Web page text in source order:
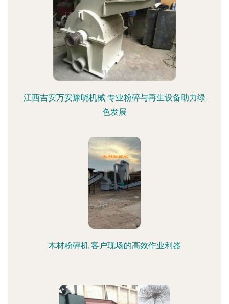
江西吉安万安豫晓机械 专业粉碎与再生设备助力绿
色发展
木材粉碎机 客户现场的高效作业利器